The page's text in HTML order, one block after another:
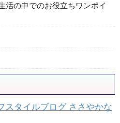
活の中でのお役立ちワンポイ